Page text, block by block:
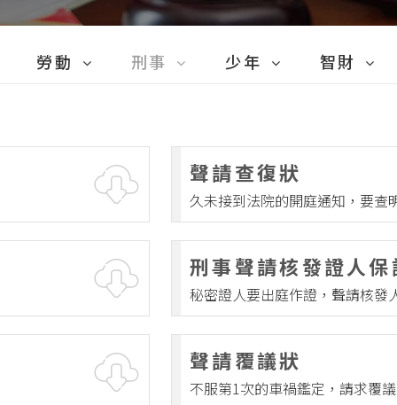
勞動 刑事
刑事委任狀
刑事陳報/陳明/聲明
刑事上訴
少年 智財
智財起訴狀
智財聲請/請求
聲請查復狀
久未接到法院的開庭通知，要查
刑事聲請核發證人保
秘密證人要出庭作證，聲請核發
聲請覆議狀
不服第1次的車禍鑑定，請求覆議